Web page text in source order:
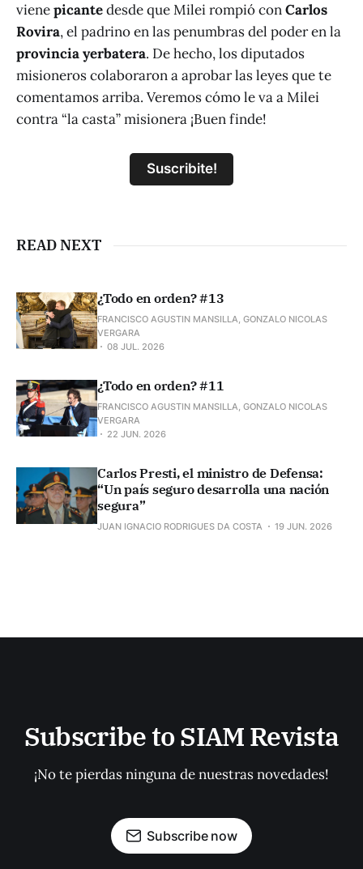
vienepicantedesde que Milei rompió conCarlos
Rovira, el padrino en las penumbras del poder en la
provincia yerbatera. De hecho, los diputados
misioneros colaboraron a aprobar las leyes que te
comentamos arriba. Veremos cómo le va a Milei
contra “la casta” misionera ¡Buen finde!
Suscribite!
READ NEXT
¿Todo en orden? #13
FRANCISCO AGUSTIN MANSILLA, GONZALO NICOLAS
VERGARA
08 JUL. 2026
¿Todo en orden? #11
FRANCISCO AGUSTIN MANSILLA, GONZALO NICOLAS
VERGARA
22 JUN. 2026
Carlos Presti, el ministro de Defensa:
“Un país seguro desarrolla una nación
segura”
JUAN IGNACIO RODRIGUES DA COSTA 19 JUN. 2026
Subscribe to SIAM Revista
¡No te pierdas ninguna de nuestras novedades!
Subscribe now